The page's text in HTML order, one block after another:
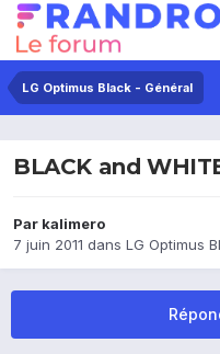
LG Optimus Black - Général
BLACK and
Par kalimero
7 juin 2011 dans LG Optimus